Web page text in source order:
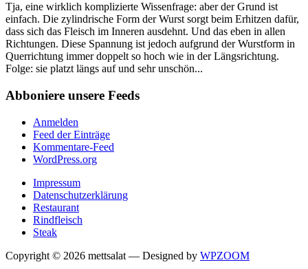
Tja, eine wirklich komplizierte Wissenfrage: aber der Grund ist
einfach. Die zylindrische Form der Wurst sorgt beim Erhitzen dafür,
dass sich das Fleisch im Inneren ausdehnt. Und das eben in allen
Richtungen. Diese Spannung ist jedoch aufgrund der Wurstform in
Querrichtung immer doppelt so hoch wie in der Längsrichtung.
Folge: sie platzt längs auf und sehr unschön...
Abboniere unsere Feeds
Anmelden
Feed der Einträge
Kommentare-Feed
WordPress.org
Impressum
Datenschutzerklärung
Restaurant
Rindfleisch
Steak
Copyright © 2026 mettsalat — Designed by WPZOOM